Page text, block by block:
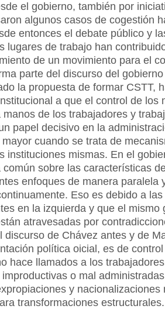
el gobierno, también por
algunos casos de cogestión
entonces el debate público y
lugares de trabajo han
de un movimiento para el
parte del discurso del
la propuesta de formar CSTT,
a que el control de los
de los trabajadores y
papel decisivo en la
cuando se trata de
instituciones mismas. En el
sobre las características
enfoques de manera paralela
Eso es debido a
en la izquierda y que el mismo
atravesadas por
discurso de Chávez antes y de
política oicial, es de
hace llamados a los
o mal
y nacionalizaciones
transformaciones